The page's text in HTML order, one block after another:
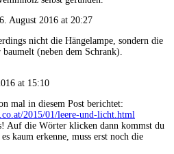
August 2016 at 20:27
nicht die Hängelampe, sondern die
(neben dem Schrank).
at 15:10
mal in diesem Post berichtet:
2015/01/leere-und-licht.html
Auf die Wörter klicken dann kommst du
kaum erkenne, muss erst noch die